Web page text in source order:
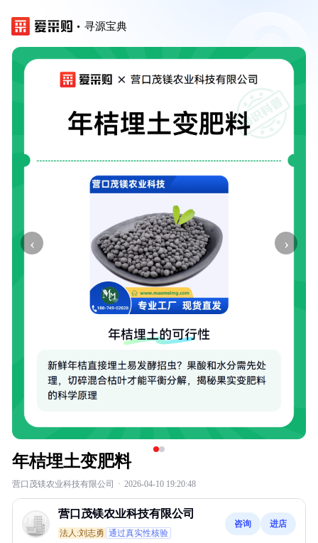
寻源宝典
‹ ›
年桔埋土变肥料
营口茂镁农业科技有限公司 · 2026-04-10 19:20:48
营口茂镁农业科技有限公司
法人:刘志勇 通过真实性核验
咨询 进店